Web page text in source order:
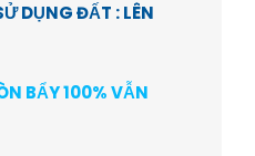
DỤNG ĐẤT : LÊN
BẨY 100% VẪN